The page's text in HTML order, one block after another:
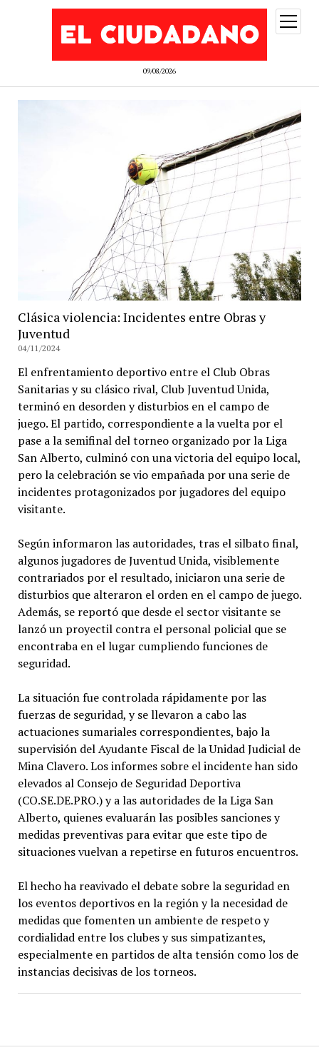
09/08/2026
abrir
menú
Clásica violencia: Incidentes entre Obras y
Juventud
04/11/2024
El enfrentamiento deportivo entre el Club Obras
Sanitarias y su clásico rival, Club Juventud Unida,
terminó en desorden y disturbios en el campo de
juego. El partido, correspondiente a la vuelta por el
pase a la semifinal del torneo organizado por la Liga
San Alberto, culminó con una victoria del equipo local,
pero la celebración se vio empañada por una serie de
incidentes protagonizados por jugadores del equipo
visitante.
Según informaron las autoridades, tras el silbato final,
algunos jugadores de Juventud Unida, visiblemente
contrariados por el resultado, iniciaron una serie de
disturbios que alteraron el orden en el campo de juego.
Además, se reportó que desde el sector visitante se
lanzó un proyectil contra el personal policial que se
encontraba en el lugar cumpliendo funciones de
seguridad.
La situación fue controlada rápidamente por las
fuerzas de seguridad, y se llevaron a cabo las
actuaciones sumariales correspondientes, bajo la
supervisión del Ayudante Fiscal de la Unidad Judicial de
Mina Clavero. Los informes sobre el incidente han sido
elevados al Consejo de Seguridad Deportiva
(CO.SE.DE.PRO.) y a las autoridades de la Liga San
Alberto, quienes evaluarán las posibles sanciones y
medidas preventivas para evitar que este tipo de
situaciones vuelvan a repetirse en futuros encuentros.
El hecho ha reavivado el debate sobre la seguridad en
los eventos deportivos en la región y la necesidad de
medidas que fomenten un ambiente de respeto y
cordialidad entre los clubes y sus simpatizantes,
especialmente en partidos de alta tensión como los de
instancias decisivas de los torneos.